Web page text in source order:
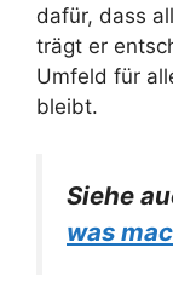
dafür, dass
trägt er
Umfeld für
bleibt.
Siehe
was